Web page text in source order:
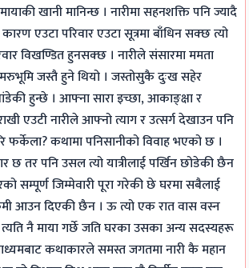
खानी मानिन्छ । नारीमा सहनशक्ति पनि ज्यादै
एउटा परिवार एउटा सूत्रमा बाँधिन सक्छ त्यो
विखण्डित हुनसक्छ । नारीले संसारमा ममता
जस्तै हुने थियो । जस्तोसुकै दुःख सहेर
हुन्छे । आफ्ना सारा इच्छा, आकाङ्क्षा र
एउटी नारीले आफ्नो त्याग र उत्सर्ग देखाउन पनि
फर्केला? कथामा पनिसानीको विवाह भएको छ ।
छ तर पनि उसल त्यो यात्रीलाई पर्खिन छोडेकी छैन
सम्पूर्ण जिम्मेवारी पूरा गरेकी छे घरमा सबैलाई
आउन दिएकी छैन । ऊ त्यो एक रात वास वस्न
त्यति नै माया गर्छे जति घरका उसका अन्य सदस्यहरू
कथाकारले समस्त जगतमा नारी कै महान